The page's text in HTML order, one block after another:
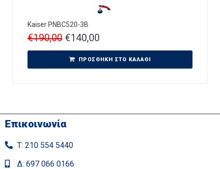
Kaiser PNBC520-3B
€190,00 €140,00
ΠΡΟΣΘΉΚΗ ΣΤΟ ΚΑΛΆΘΙ
Επικοινωνία
Τ: 210 554 5440
Δ: 697 066 0166